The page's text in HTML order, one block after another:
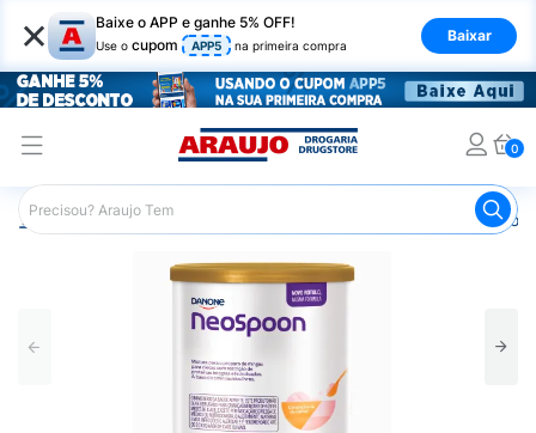
× Baixe o APP e ganhe 5% OFF!
Use o cupom APP5 na primeira compra
Baixar
0
Araujo Infantil Neo